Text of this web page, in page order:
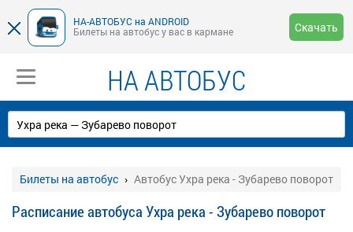
НА-АВТОБУС на ANDROID
Билеты на автобус у вас в кармане
Скачать
НА АВТОБУС
Билеты на автобус Автобус Ухра река - Зубарево поворот
Расписание автобуса Ухра река - Зубарево поворот